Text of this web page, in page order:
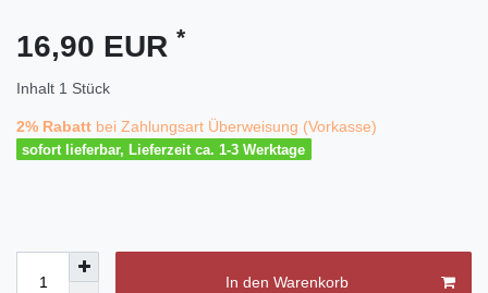
16,90 EUR *
Inhalt 1 Stück
2% Rabatt bei Zahlungsart Überweisung (Vorkasse)
sofort lieferbar, Lieferzeit ca. 1-3 Werktage
In den Warenkorb